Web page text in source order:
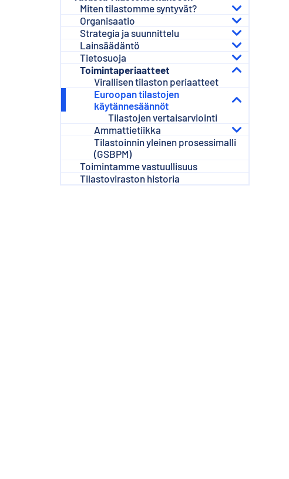
Miten tilastomme syntyvät?
Organisaatio
Strategia ja suunnittelu
Lainsäädäntö
Tietosuoja
Toimintaperiaatteet
Virallisen tilaston periaatteet
Euroopan tilastojen
käytännesäännöt
Tilastojen vertaisarviointi
Ammattietiikka
Tilastoinnin yleinen prosessimalli
(GSBPM)
Toimintamme vastuullisuus
Tilastoviraston historia